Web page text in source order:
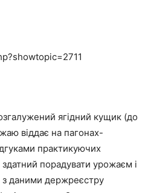
ягідний кущик (до
віддає на пагонах-
практикуючих
здатний порадувати урожаєм і
з даними держреєстру